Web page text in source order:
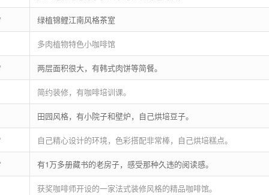
绿植锦鲤江南风格茶室
多肉植物特色小咖啡馆
两层面积很大，有韩式肉饼等简餐。
简约装修，有咖啡培训课。
田园风格，有小院子和壁炉，自己烘培豆子。
自己精心设计的环境，色彩搭配非常棒，自己烘培糕点。
有1万多册藏书的老房子，感受那种久违的阅读感。
获奖咖啡师开设的一家法式装修风格的精品咖啡馆。